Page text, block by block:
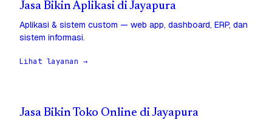
Jasa Bikin Aplikasi di Jayapura
Aplikasi & sistem custom — web app, dashboard, ERP, dan
sistem informasi.
Lihat layanan →
Jasa Bikin Toko Online di Jayapura